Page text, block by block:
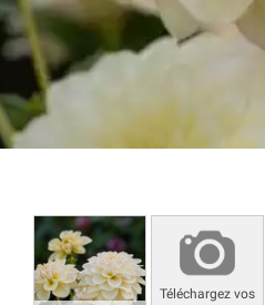
Téléchargez vos